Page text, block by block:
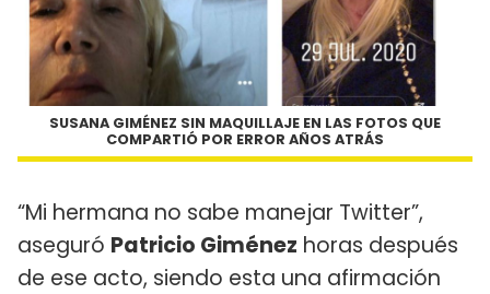
SUSANA GIMÉNEZ SIN MAQUILLAJE EN LAS FOTOS QUE
COMPARTIÓ POR ERROR AÑOS ATRÁS
“Mi hermana no sabe manejar Twitter”,
aseguró Patricio Giménez horas después
de ese acto, siendo esta una afirmación